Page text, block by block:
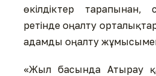
өкілдіктер тарапынан,
ретінде оңалту
адамды оңалту
«Жыл басында Атырау